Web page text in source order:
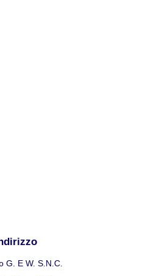
G. E W. S.N.C.